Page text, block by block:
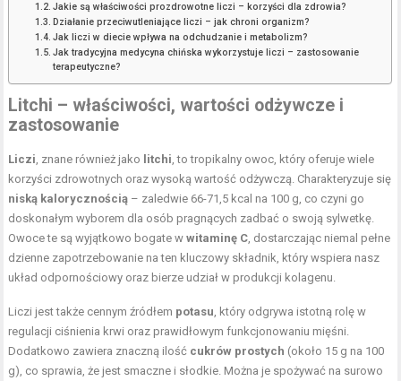
Jakie są właściwości prozdrowotne liczi – korzyści dla zdrowia?
Działanie przeciwutleniające liczi – jak chroni organizm?
Jak liczi w diecie wpływa na odchudzanie i metabolizm?
Jak tradycyjna medycyna chińska wykorzystuje liczi – zastosowanie
terapeutyczne?
Litchi – właściwości, wartości odżywcze i
zastosowanie
Liczi, znane również jako litchi, to tropikalny owoc, który oferuje wiele
korzyści zdrowotnych oraz wysoką wartość odżywczą. Charakteryzuje się
niską kalorycznością – zaledwie 66-71,5 kcal na 100 g, co czyni go
doskonałym wyborem dla osób pragnących zadbać o swoją sylwetkę.
Owoce te są wyjątkowo bogate wwitaminę C, dostarczając niemal pełne
dzienne zapotrzebowanie na ten kluczowy składnik, który wspiera nasz
układ odpornościowy oraz bierze udział w produkcji kolagenu.
Liczi jest także cennym źródłem potasu, który odgrywa istotną rolę w
regulacji ciśnienia krwi oraz prawidłowym funkcjonowaniu mięśni.
Dodatkowo zawiera znaczną ilość cukrów prostych (około 15 g na 100
g), co sprawia, że jest smaczne i słodkie. Można je spożywać na surowo